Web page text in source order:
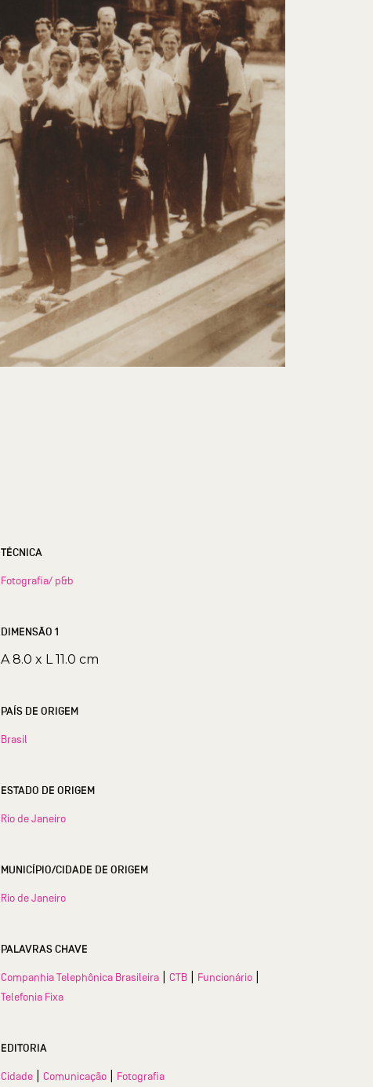
TÉCNICA
Fotografia/ p&b
DIMENSÃO 1
A 8.0 x L 11.0 cm
PAÍS DE ORIGEM
Brasil
ESTADO DE ORIGEM
Rio de Janeiro
MUNICÍPIO/CIDADE DE ORIGEM
Rio de Janeiro
PALAVRAS CHAVE
Companhia Telephônica Brasileira |CTB Funcionário
Telefonia Fixa
EDITORIA
Cidade |Comunicação Fotografia